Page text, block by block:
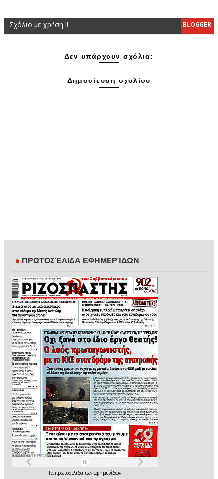
BLOGGER
Σχόλιο με χρήση !!
Δεν υπάρχουν σχόλια:
Δημοσίευση σχολίου
ΠΡΩΤΟΣΈΛΙΔΑ ΕΦΗΜΕΡΊΔΩΝ
Τα πρωτοσέλιδατων εφημερίδων